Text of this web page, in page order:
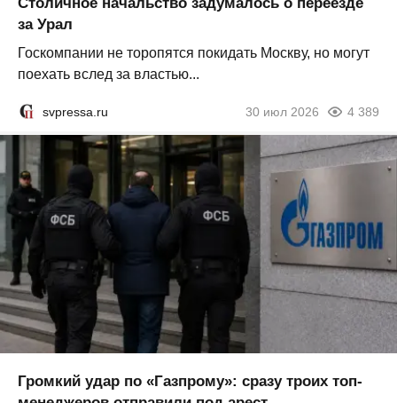
за Урал
Госкомпании не торопятся покидать Москву, но могут
поехать вслед за властью...
svpressa.ru 30 июл 2026 4 389
Громкий удар по «Газпрому»: сразу троих топ-